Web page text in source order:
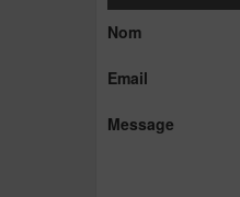
Nom
Email
Message